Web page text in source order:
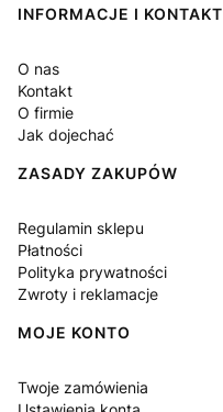
Linki w stopce
INFORMACJE I KONTAKT
O nas
Kontakt
O firmie
Jak dojechać
ZASADY ZAKUPÓW
Regulamin sklepu
Płatności
Polityka prywatności
Zwroty i reklamacje
MOJE KONTO
Twoje zamówienia